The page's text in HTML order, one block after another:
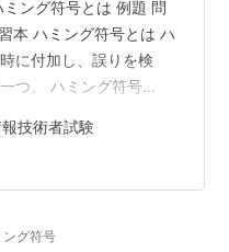
ング符号とは 例題 問
本 ハミング符号とは ハ
に付加し、誤りを検
つ。 ハミング符号
ないものと訂正もでき
は1ビットまでの誤りな
識もよく問われるので
試験からの出題です。
技術者試験
ング符号